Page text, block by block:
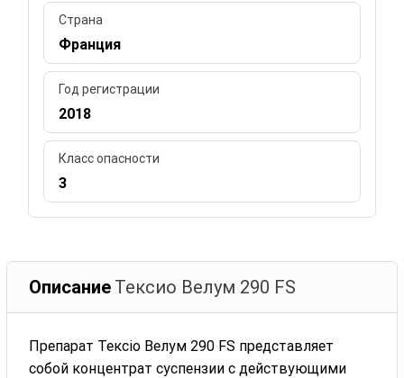
Страна
Франция
Год регистрации
2018
Класс опасности
3
Описание Тексио Велум 290 FS
Препарат Тексіо Велум 290 FS представляет
собой концентрат суспензии с действующими